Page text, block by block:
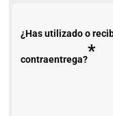
¿Has utilizado o
contraentrega?*